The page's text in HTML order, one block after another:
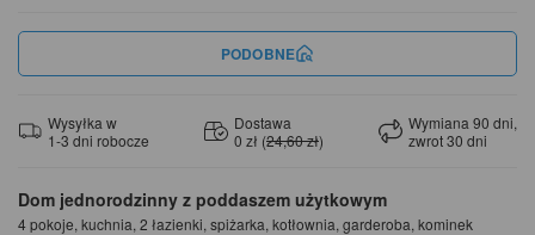
Dom jednorodzinny z poddaszem użytkowym
4 pokoje, kuchnia, 2 łazienki, spiżarka, kotłownia, garderoba, kominek
PODOBNE
Wysyłka w
1-3 dni robocze
Dostawa
0 zł (24,60 zł)
Wymiana 90 dni,
zwrot 30 dni